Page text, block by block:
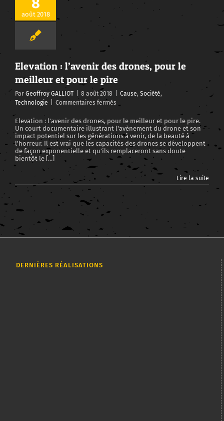
août 2018
Elevation : l’avenir des drones, pour le
meilleur et pour le pire
Par Geoffroy GALLIOT 8 août 2018 Cause, Société,
Technologie
Commentaires fermés
:
l’avenir
des
drones,
pour
le
meilleur
et
pire
Elevation : l'avenir des drones, pour le meilleur et pour le pire.
Un court documentaire illustrant l'avènement du drone et son
impact potentiel sur les générations à venir, de la beauté à
l'horreur. Il est vrai que les capacités des drones se développent
de façon exponentielle et qu'ils remplaceront sans doute
bientôt le [...]
Lire la suite
DERNIÈRES RÉALISATIONS